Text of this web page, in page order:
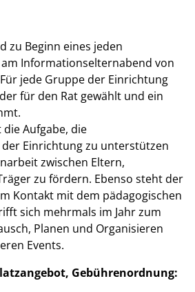
zu Beginn eines jeden
Informationselternabend von
jede Gruppe der Einrichtung
für den Rat gewählt und ein
Aufgabe, die
Einrichtung zu unterstützen
zwischen Eltern,
zu fördern. Ebenso steht der
Kontakt mit dem pädagogischen
sich mehrmals im Jahr zum
Planen und Organisieren
Events.
Gebührenordnung: